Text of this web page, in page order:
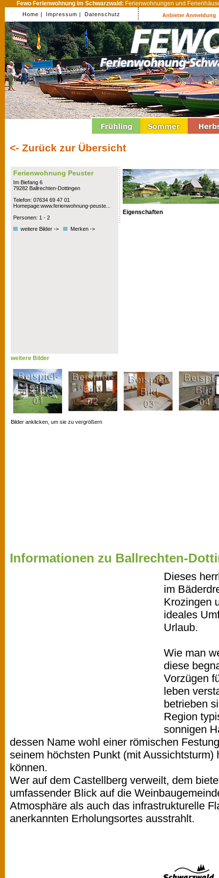
Fewo Ferienwohnung im Schwarzwald: Ferienwohnungen und
Home | Impressum | Datenschutz Anbieter Anmeldung
<- Zurück zur Übersicht
Ferienwohnung Peuster
Im Biefang 6
79282 Ballrechten-Dottingen
Telefon: 07634 69 47 01
Homepage:www.ferienwohnung-peuste...
Personen: 1 - 2
weitere Bilder ->
Merken ->
Eigenschaften
weitere Bilder
Bilder anklicken, um sie zu vergrößern
Informationen zu Ballrechten-
Dieses
im
Krozingen
ideales
Urlaub.
Wie man
diese
Vorzügen
leben
betrieben
Region
sonnigen
dessen Name wohl einer römischen
seinem höchsten Punkt (mit
können.
Wer auf dem Castellberg verweilt, dem
umfassender Blick auf die
Atmosphäre als auch das infrastrukturelle
anerkannten Erholungsortes ausstrahlt.